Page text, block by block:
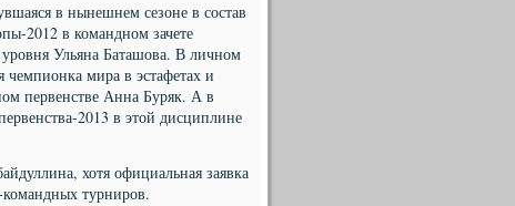
в нынешнем сезоне в состав
2012 в командном зачете
Ульяна Баташова. В личном
чемпионка мира в эстафетах и
первенстве Анна Буряк. А в
2013 в этой дисциплине
хотя официальная заявка
турниров.